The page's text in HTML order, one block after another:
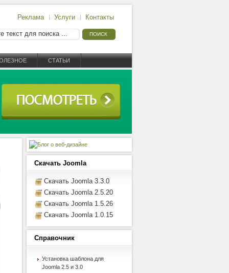
Реклама Услуги Контакты
СТАТЬИ
Скачать Joomla
Скачать Joomla 3.3.0
Скачать Joomla 2.5.20
Скачать Joomla 1.5.26
Скачать Joomla 1.0.15
Справочник
Установка шаблона для
Joomla 2.5 и 3.0